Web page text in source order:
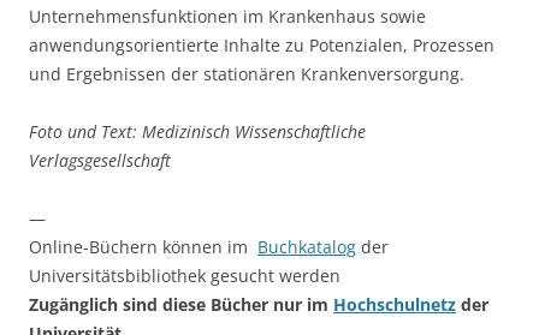
Unternehmensfunktionen im Krankenhaus sowie
anwendungsorientierte Inhalte zu Potenzialen, Prozessen
und Ergebnissen der stationären Krankenversorgung.
Foto und Text: Medizinisch Wissenschaftliche
Verlagsgesellschaft
—
Online-Büchern können im Buchkatalog der
Universitätsbibliothek gesucht werden
Zugänglich sind diese Bücher nur im Hochschulnetz der